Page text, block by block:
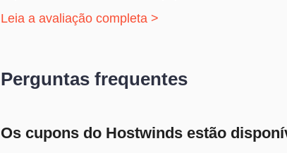
Leia a avaliação completa >
Perguntas frequentes
Os cupons do Hostwinds estão